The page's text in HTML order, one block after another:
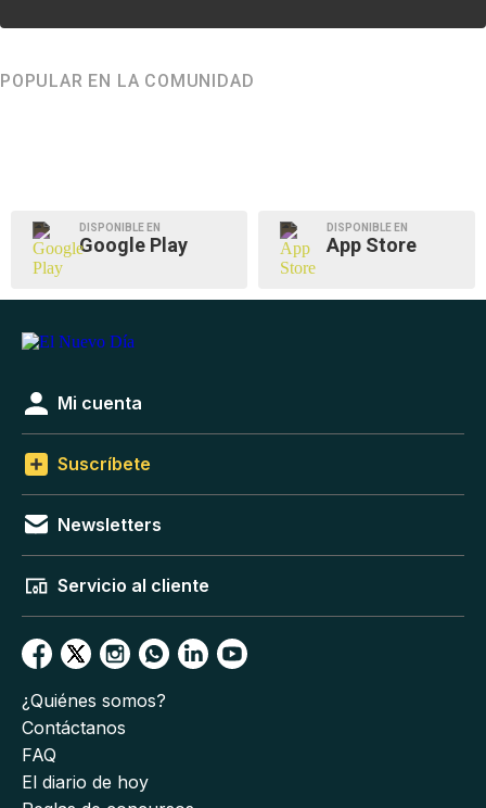
POPULAR EN LA COMUNIDAD
DISPONIBLE EN
Google Play
DISPONIBLE EN
App Store
Mi cuenta
Suscríbete
Newsletters
Servicio al cliente
¿Quiénes somos?
Contáctanos
FAQ
El diario de hoy